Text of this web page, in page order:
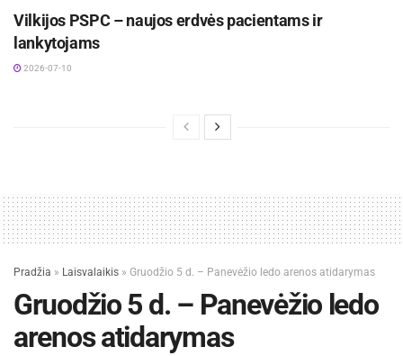
Vilkijos PSPC – naujos erdvės pacientams ir
lankytojams
2026-07-10
Pradžia » Laisvalaikis » Gruodžio 5 d. – Panevėžio ledo arenos atidarymas
Gruodžio 5 d. – Panevėžio ledo
arenos atidarymas